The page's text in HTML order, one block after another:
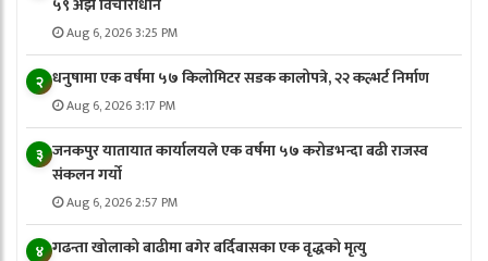
Aug 6, 2026 3:25 PM
२ धनुषामा एक वर्षमा ५७ किलोमिटर सडक कालोपत्रे, २२ कल्भर्ट निर्माण
Aug 6, 2026 3:17 PM
३ जनकपुर यातायात कार्यालयले एक वर्षमा ५७ करोडभन्दा बढी राजस्व
संकलन गर्याे
Aug 6, 2026 2:57 PM
४ गढन्ता खोलाको बाढीमा बगेर बर्दिबासका एक वृद्धको मृत्यु